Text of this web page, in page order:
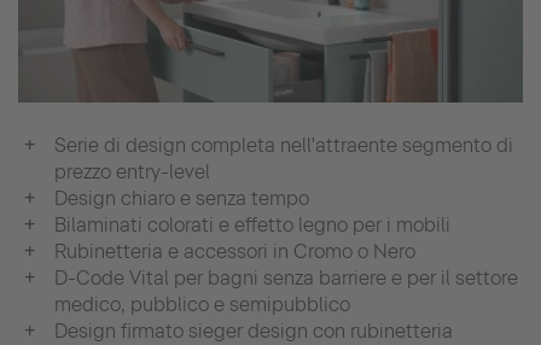
Serie di design completa nell'attraente segmento di
prezzo entry-level
Design chiaro e senza tempo
Bilaminati colorati e effetto legno per i mobili
Rubinetteria e accessori in Cromo o Nero
D-Code Vital per bagni senza barriere e per il settore
medico, pubblico e semipubblico
Design firmato sieger design con rubinetteria